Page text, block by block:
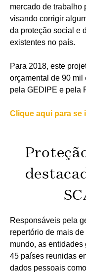
mercado de trabalho
visando corrigir
da proteção social e
existentes no país.
Para 2018, este
orçamental de 90 mil
pela GEDIPE e pela
Clique aqui para se
Responsáveis pela
repertório de mais
mundo, as
45 países reunidas
dados pessoais